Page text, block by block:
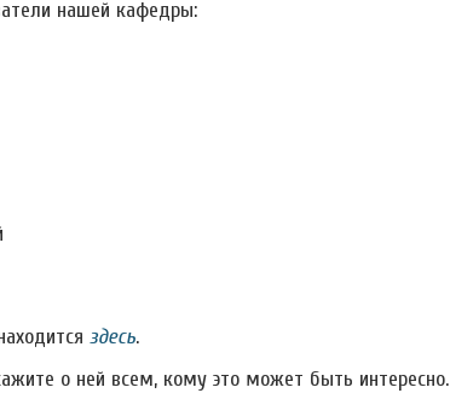
нашей кафедры:
здесь.
о ней всем, кому это может быть интересно.